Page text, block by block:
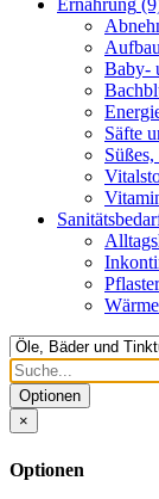
Ernährung
Baby-
Säfte
Optionen
×
Optionen